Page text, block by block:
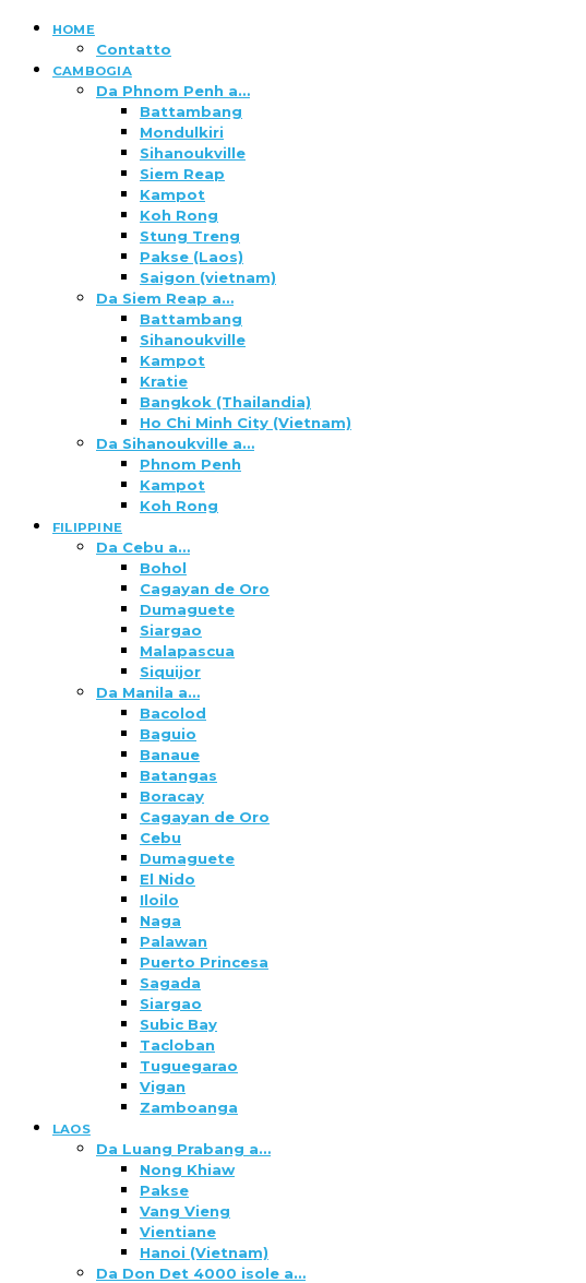
HOME
Contatto
CAMBOGIA
Da Phnom Penh a…
Battambang
Mondulkiri
Sihanoukville
Siem Reap
Kampot
Koh Rong
Stung Treng
Pakse (Laos)
Saigon (vietnam)
Da Siem Reap a…
Battambang
Sihanoukville
Kampot
Kratie
Bangkok (Thailandia)
Ho Chi Minh City (Vietnam)
Da Sihanoukville a…
Phnom Penh
Kampot
Koh Rong
FILIPPINE
Da Cebu a…
Bohol
Cagayan de Oro
Dumaguete
Siargao
Malapascua
Siquijor
Da Manila a…
Bacolod
Baguio
Banaue
Batangas
Boracay
Cagayan de Oro
Cebu
Dumaguete
El Nido
Iloilo
Naga
Palawan
Puerto Princesa
Sagada
Siargao
Subic Bay
Tacloban
Tuguegarao
Vigan
Zamboanga
LAOS
Da Luang Prabang a…
Nong Khiaw
Pakse
Vang Vieng
Vientiane
Hanoi (Vietnam)
Da Don Det 4000 isole a…